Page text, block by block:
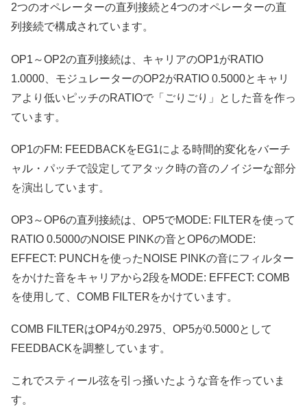
2つのオペレーターの直列接続と4つのオペレーターの直
列接続で構成されています。
OP1～OP2の直列接続は、キャリアのOP1がRATIO
1.0000、モジュレーターのOP2がRATIO 0.5000とキャリ
アより低いピッチのRATIOで「ごりごり」とした音を作っ
ています。
OP1のFM: FEEDBACKをEG1による時間的変化をバーチ
ャル・パッチで設定してアタック時の音のノイジーな部分
を演出しています。
OP3～OP6の直列接続は、OP5でMODE: FILTERを使って
RATIO 0.5000のNOISE PINKの音とOP6のMODE:
EFFECT: PUNCHを使ったNOISE PINKの音にフィルター
をかけた音をキャリアから2段をMODE: EFFECT: COMB
を使用して、COMB FILTERをかけています。
COMB FILTERはOP4が0.2975、OP5が0.5000として
FEEDBACKを調整しています。
これでスティール弦を引っ掻いたような音を作っていま
す。